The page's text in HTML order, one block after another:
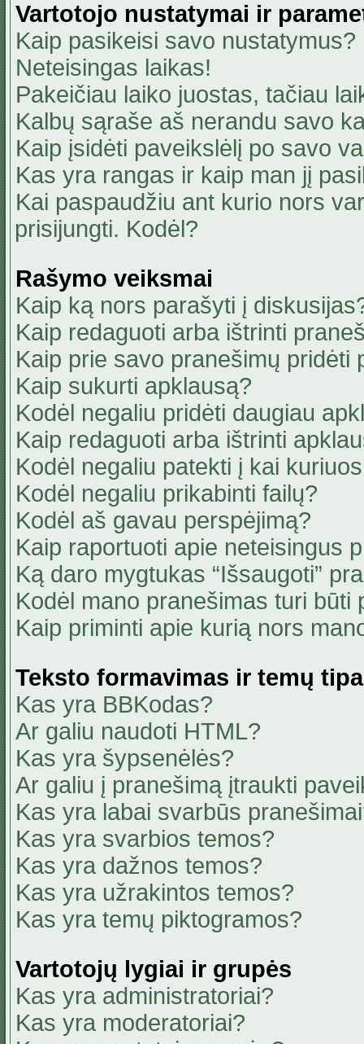
Vartotojo nustatymai ir
Kaip pasikeisi savo nustatymus?
Neteisingas laikas!
Pakeičiau laiko juostas, tačiau
Kalbų sąraše aš nerandu savo
Kaip įsidėti paveikslėlį po savo
Kas yra rangas ir kaip man jį
Kai paspaudžiu ant kurio nors
prisijungti. Kodėl?
Rašymo veiksmai
Kaip ką nors parašyti į
Kaip redaguoti arba ištrinti
Kaip prie savo pranešimų pridėti
Kaip sukurti apklausą?
Kodėl negaliu pridėti daugiau
Kaip redaguoti arba ištrinti
Kodėl negaliu patekti į kai
Kodėl negaliu prikabinti failų?
Kodėl aš gavau perspėjimą?
Kaip raportuoti apie neteisingus
Ką daro mygtukas “Išsaugoti”
Kodėl mano pranešimas turi būti
Kaip priminti apie kurią nors
Teksto formavimas ir temų
Kas yra BBKodas?
Ar galiu naudoti HTML?
Kas yra šypsenėlės?
Ar galiu į pranešimą įtraukti
Kas yra labai svarbūs
Kas yra svarbios temos?
Kas yra dažnos temos?
Kas yra užrakintos temos?
Kas yra temų piktogramos?
Vartotojų lygiai ir grupės
Kas yra administratoriai?
Kas yra moderatoriai?